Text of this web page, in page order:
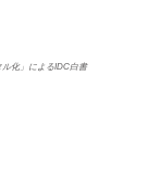
ル化」によるIDC白書